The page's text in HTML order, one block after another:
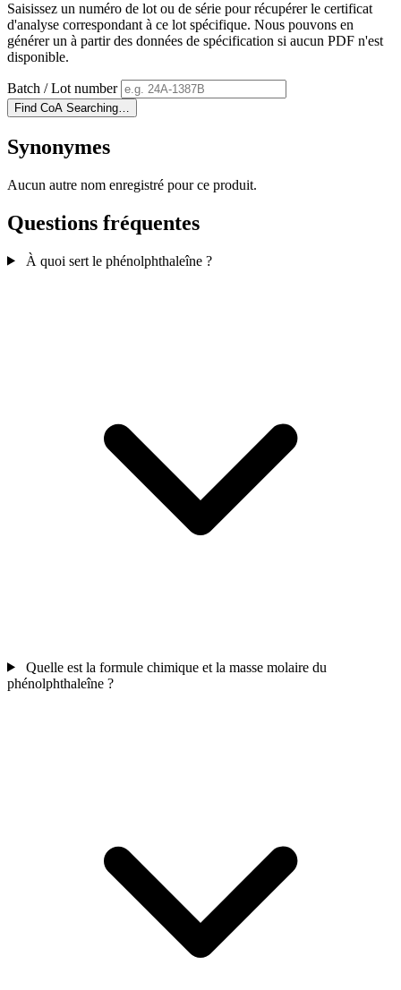
Saisissez un numéro de lot ou de série pour récupérer le certificat
d'analyse correspondant à ce lot spécifique. Nous pouvons en
générer un à partir des données de spécification si aucun PDF n'est
disponible.
Batch / Lot number
Find CoA Searching…
Synonymes
Aucun autre nom enregistré pour ce produit.
Questions fréquentes
À quoi sert le phénolphthaleîne ?
Quelle est la formule chimique et la masse molaire du
phénolphthaleîne ?